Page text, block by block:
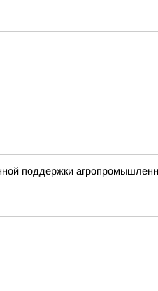
поддержки